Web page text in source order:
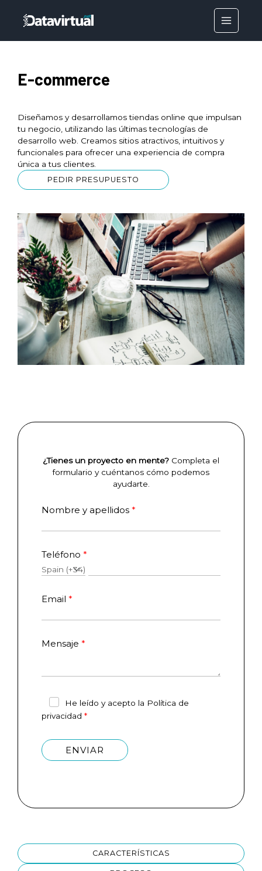
contenido
MAIN
E-commerce
Diseñamos y desarrollamos tiendas online que impulsan
tu negocio, utilizando las últimas tecnologías de
desarrollo web. Creamos sitios atractivos, intuitivos y
funcionales para ofrecer una experiencia de compra
única a tus clientes.
PEDIR PRESUPUESTO
¿Tienes un proyecto en mente? Completa el
formulario y cuéntanos cómo podemos
ayudarte.
Nombre y apellidos
Teléfono
Email
Mensaje
He leído y acepto la Política de
privacidad
ENVIAR
CARACTERÍSTICAS